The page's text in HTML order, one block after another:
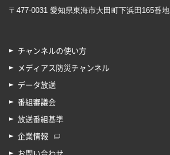
〒477-0031 愛知県東海市大田町下浜田165番地
チャンネルの使い方
メディアス防災チャンネル
データ放送
番組審議会
放送番組基準
企業情報
お問い合わせ